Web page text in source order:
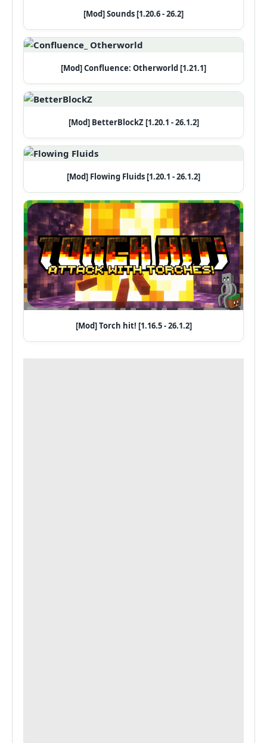
[Mod] Sounds [1.20.6 - 26.2]
[Mod] Confluence: Otherworld [1.21.1]
[Mod] BetterBlockZ [1.20.1 - 26.1.2]
[Mod] Flowing Fluids [1.20.1 - 26.1.2]
[Mod] Torch hit! [1.16.5 - 26.1.2]